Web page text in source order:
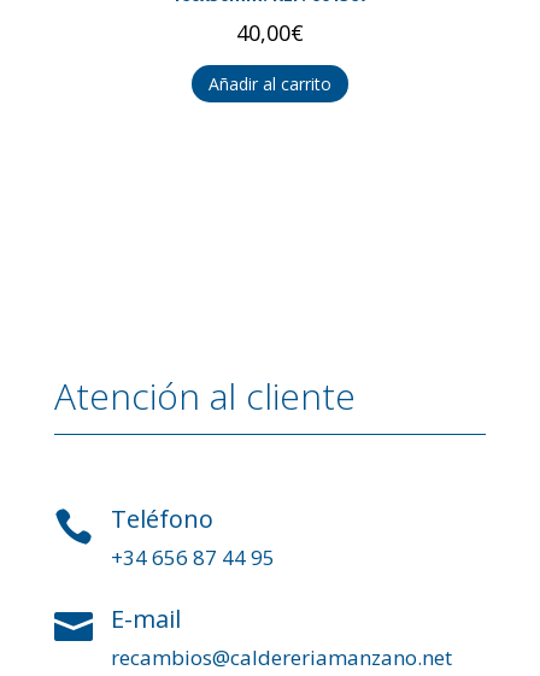
40,00€
Añadir al carrito
Atención al cliente
 Teléfono
+34 656 87 44 95
 E-mail
recambios@caldereriamanzano.net